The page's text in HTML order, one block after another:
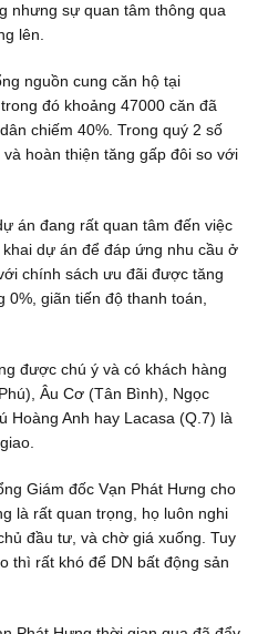
nhưng sự quan tâm thông qua
lên.
nguồn cung căn hộ tại
đó khoảng 47000 căn đã
chiếm 40%. Trong quý 2 số
hoàn thiện tăng gấp đôi so với
án đang rất quan tâm đến việc
dự án để đáp ứng nhu cầu ở
chính sách ưu đãi được tăng
0%, giãn tiến độ thanh toán,
được chú ý và có khách hàng
Âu Cơ (Tân Bình), Ngọc
Hoàng Anh hay Lacasa (Q.7) là
Giám đốc Vạn Phát Hưng cho
là rất quan trọng, họ luôn nghi
đầu tư, và chờ giá xuống. Tuy
thì rất khó để DN bất động sản